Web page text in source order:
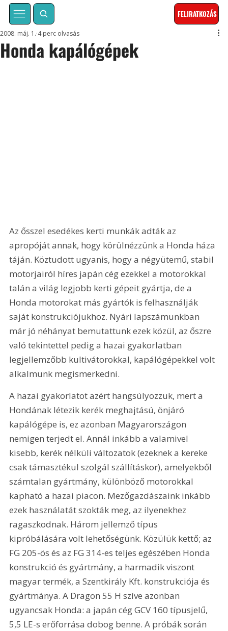
FELIRATKOZÁS
Honda kapálógépek
2008. máj. 1. 4 perc olvasás
Az ősszel esedékes kerti munkák adták az
apropóját annak, hogy körülnézzünk a Honda háza
táján. Köztudott ugyanis, hogy a négyütemű, stabil
motorjairól híres japán cég ezekkel a motorokkal
talán a világ legjobb kerti gépeit gyártja, de a
Honda motorokat más gyártók is felhasználják
saját konstrukciójukhoz. Nyári lapszámunkban
már jó néhányat bemutattunk ezek közül, az őszre
való tekintettel pedig a hazai gyakorlatban
legjellemzőbb kultivátorokkal, kapálógépekkel volt
alkalmunk megismerkedni.
A hazai gyakorlatot azért hangsúlyozzuk, mert a
Hondának létezik kerék meghajtású, önjáró
kapálógépe is, ez azonban Magyarországon
nemigen terjedt el. Annál inkább a valamivel
kisebb, kerék nélküli változatok (ezeknek a kereke
csak támasztékul szolgál szállításkor), amelyekből
számtalan gyártmány, különböző motorokkal
kapható a hazai piacon. Mezőgazdászaink inkább
ezek használatát szokták meg, az ilyenekhez
ragaszkodnak. Három jellemző típus
kipróbálására volt lehetőségünk. Közülük kettő; az
FG 205-ös és az FG 314-es teljes egészében Honda
konstrukció és gyártmány, a harmadik viszont
magyar termék, a Szentkirály Kft. konstrukciója és
gyártmánya. A Dragon 55 H szíve azonban
ugyancsak Honda: a japán cég GCV 160 típusjelű,
5,5 LE-s erőforrása dobog benne. A próbák során